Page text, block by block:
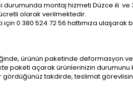
montaj hizmeti Düzce ili ve
olarak verilmektedir.
0 380 524 72 56 hattımıza ulaşarak
ürünün paketinde deformasyon
paketi açarak ürünlerinizin durumunu
takdirde, teslimat